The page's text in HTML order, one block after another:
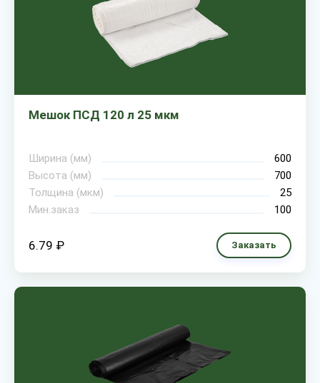
Мешок ПСД 120 л 25 мкм
Ширина (мм)
600
Высота (мм)
700
Толщина (мкм)
25
Мин.заказ
100
6.79 ₽ Заказать